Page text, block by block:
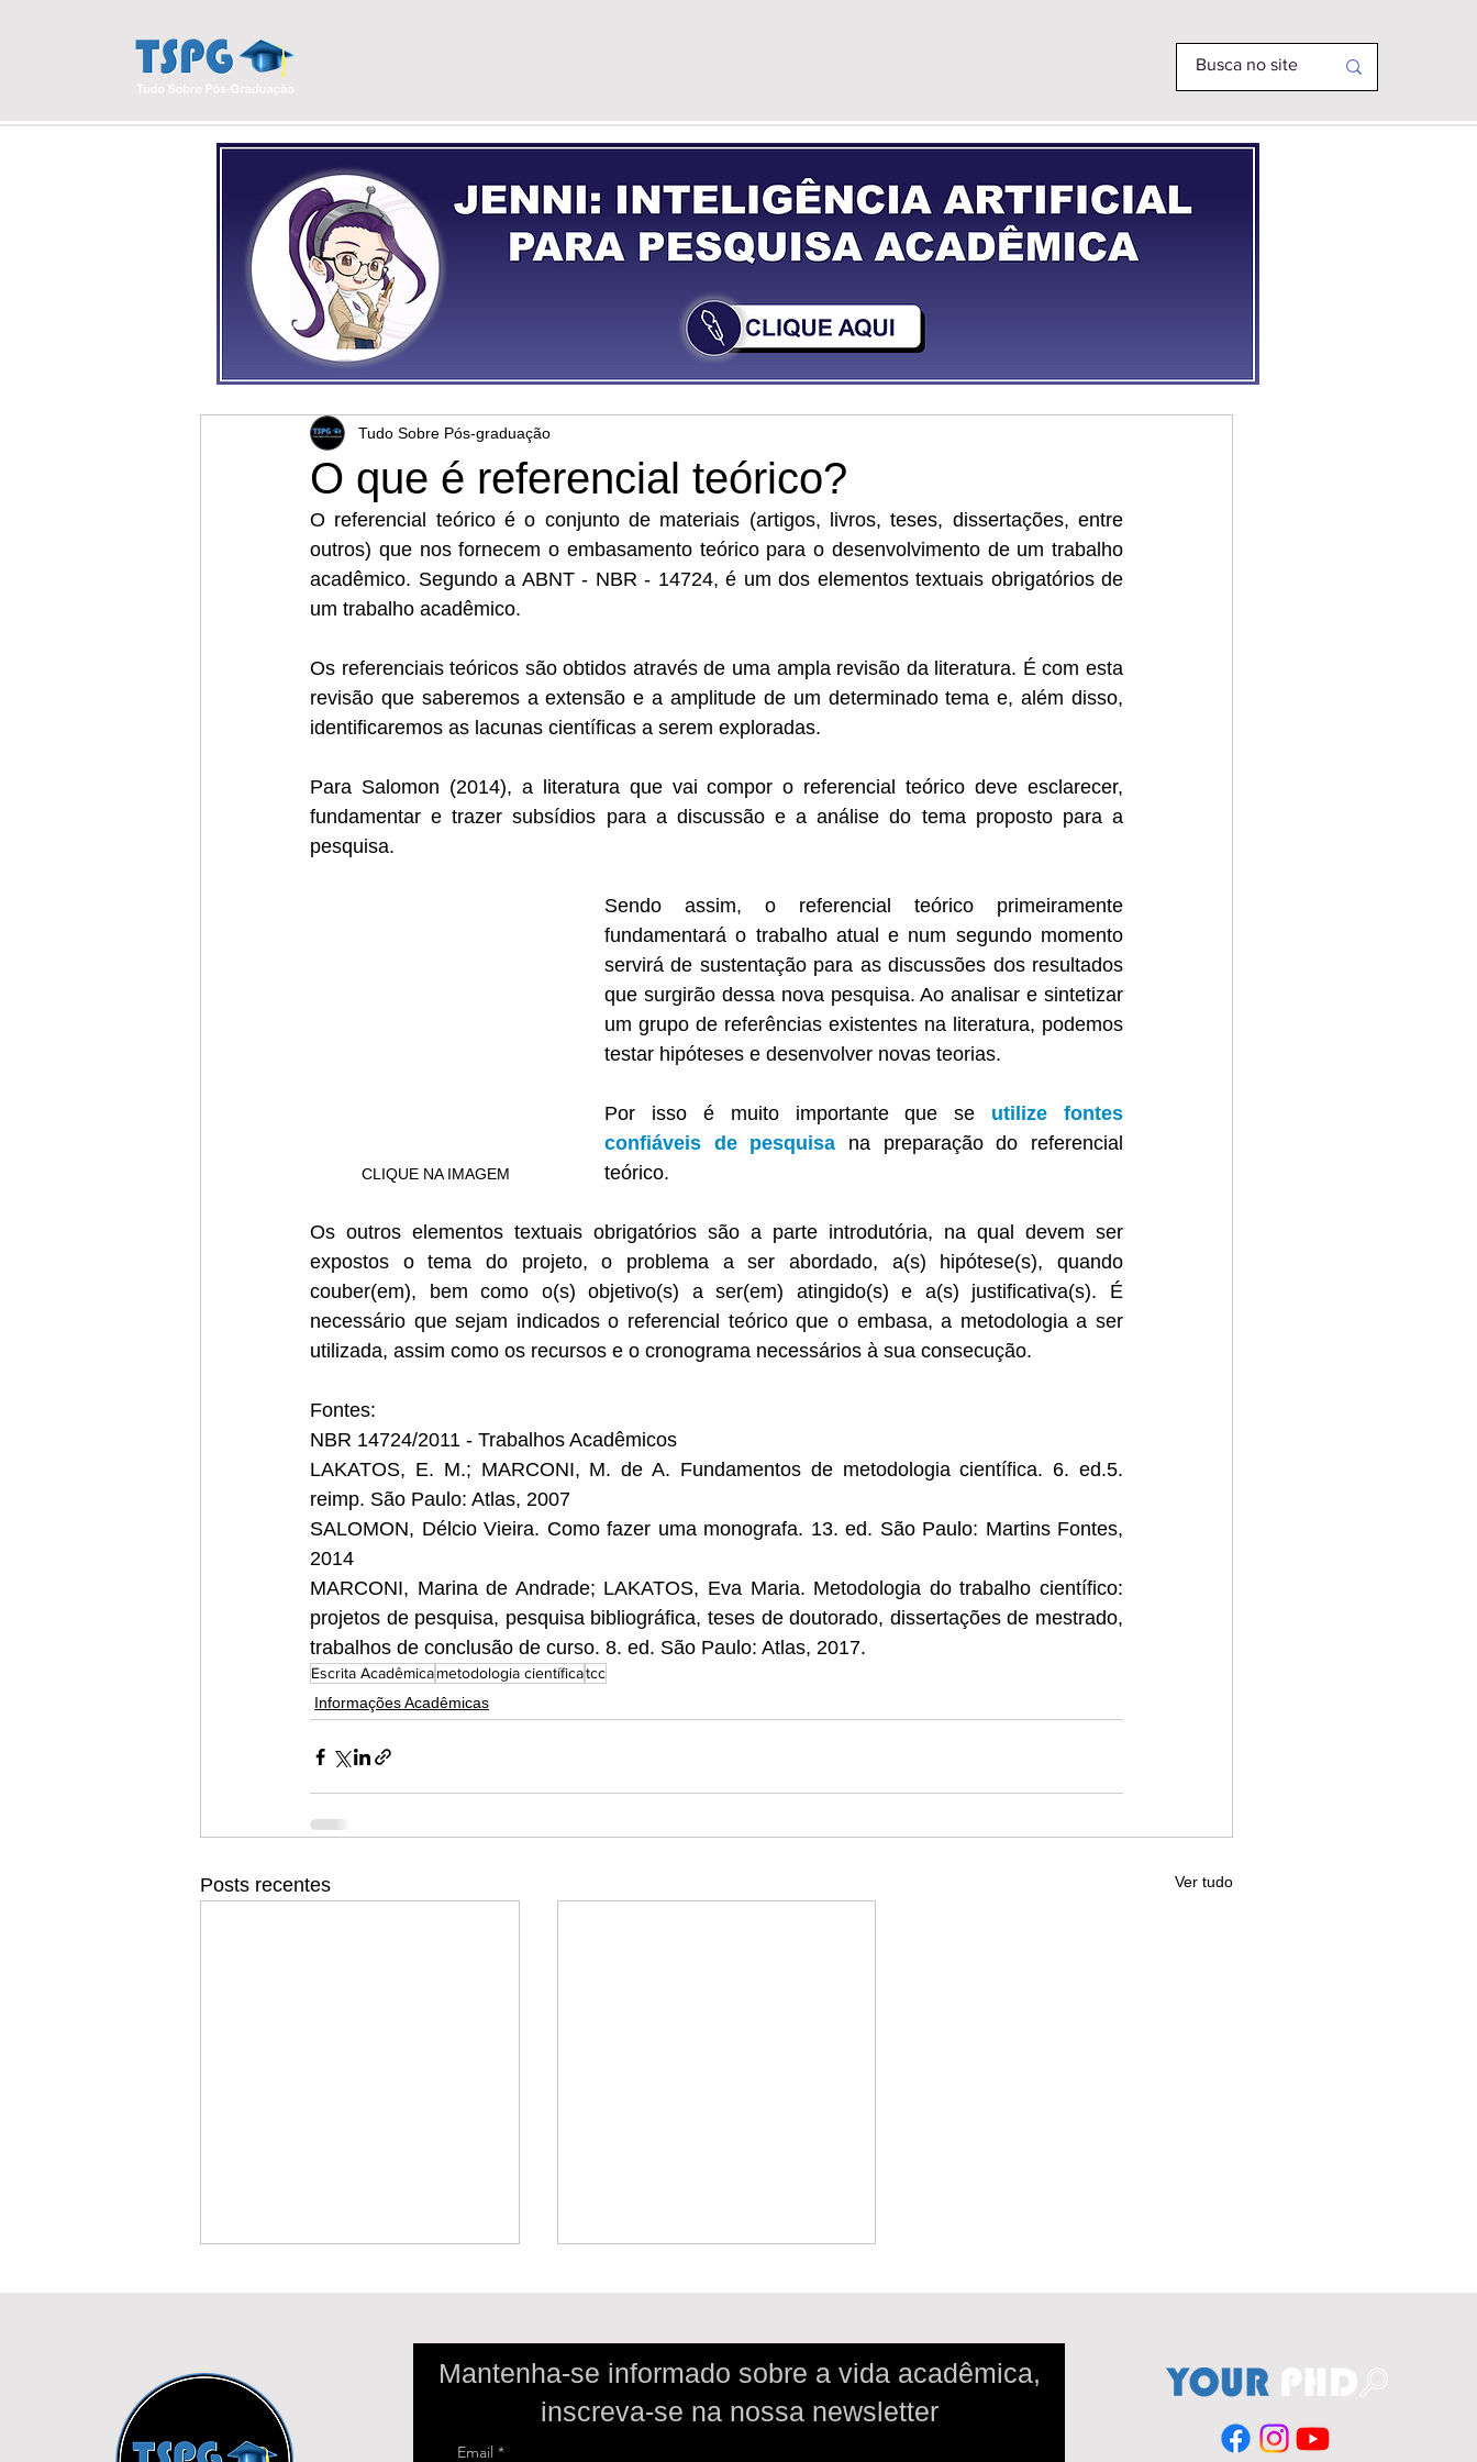
O que é referencial teórico?
Tudo Sobre Pós-graduação
O referencial teórico é o conjunto de materiais (artigos, livros, teses, dissertações, entre
outros) que nos fornecem o embasamento teórico para o desenvolvimento de um trabalho
acadêmico. Segundo a ABNT - NBR - 14724, é um dos elementos textuais obrigatórios de
um trabalho acadêmico.
Os referenciais teóricos são obtidos através de uma ampla revisão da literatura. É com esta
revisão que saberemos a extensão e a amplitude de um determinado tema e, além disso,
identificaremos as lacunas científicas a serem exploradas.
Para Salomon (2014), a literatura que vai compor o referencial teórico deve esclarecer,
fundamentar e trazer subsídios para a discussão e a análise do tema proposto para a
pesquisa.
CLIQUE NA IMAGEM
Sendo assim, o referencial teórico primeiramente
fundamentará o trabalho atual e num segundo momento
servirá de sustentação para as discussões dos resultados
que surgirão dessa nova pesquisa. Ao analisar e sintetizar
um grupo de referências existentes na literatura, podemos
testar hipóteses e desenvolver novas teorias.
Por isso é muito importante que se utilize fontes
confiáveis de pesquisa na preparação do referencial
teórico.
Os outros elementos textuais obrigatórios são a parte introdutória, na qual devem ser
expostos o tema do projeto, o problema a ser abordado, a(s) hipótese(s), quando
couber(em), bem como o(s) objetivo(s) a ser(em) atingido(s) e a(s) justificativa(s). É
necessário que sejam indicados o referencial teórico que o embasa, a metodologia a ser
utilizada, assim como os recursos e o cronograma necessários à sua consecução.
Fontes:
NBR 14724/2011 - Trabalhos Acadêmicos
LAKATOS, E. M.; MARCONI, M. de A. Fundamentos de metodologia científica. 6. ed.5.
reimp. São Paulo: Atlas, 2007
SALOMON, Délcio Vieira. Como fazer uma monografa. 13. ed. São Paulo: Martins Fontes,
2014
MARCONI, Marina de Andrade; LAKATOS, Eva Maria. Metodologia do trabalho científico:
projetos de pesquisa, pesquisa bibliográfica, teses de doutorado, dissertações de mestrado,
trabalhos de conclusão de curso. 8. ed. São Paulo: Atlas, 2017.
Escrita Acadêmicametodologia científicatcc
Informações Acadêmicas
Posts recentes Ver tudo
Mantenha-se informado sobre a vida acadêmica,
inscreva-se na nossa newsletter
Email